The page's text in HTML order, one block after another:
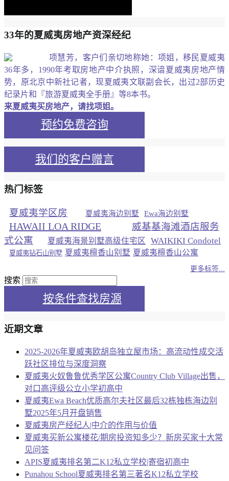
33年的夏威夷房地产资深经纪
项慧芳，客户们亲切地称她：项姐，移民夏威夷
36年多，1990年考取房地产中介执照，深谙夏威夷房地产情
势，原北京中新社记者，现夏威夷文联副会长，出过2部历史
纪录片和『旅游夏威夷全手册』等8本书。
来夏威夷买房地产，请找项姐。
预约免费咨询
我们的客户赠言
热门标签
夏威夷学区房 夏威夷海边别墅 Ewa海边别墅
HAWAII LOA RIDGE
威基基海滩酒店服务
式公寓
夏威夷海景别墅高级住宅区 WAIKIKI Condotel
夏威夷钻石山别墅 夏威夷檀香山别墅 夏威夷檀香山公寓
更多标签...
搜索
按条件查找房源
近期文章
2025-2026年夏威夷欧胡岛独立屋市场：高流动性成交活
跃社区排位与深度洞察
夏威夷火奴鲁鲁优秀学区公寓Country Club Village出售，
对口高评级公立小学初高中
夏威夷Ewa Beach优质高尔夫社区最后32栋独栋海边别
墅2025年5月开盘销售
夏威夷房产经纪人|中介的作用与价值
夏威夷买新公寓楼花/期房投资知多少？新房买家十大常
见问答
APIS夏威夷排名第二K12私立学校|寄宿初高中
Punahou School夏威夷排名第三著名K12私立学校